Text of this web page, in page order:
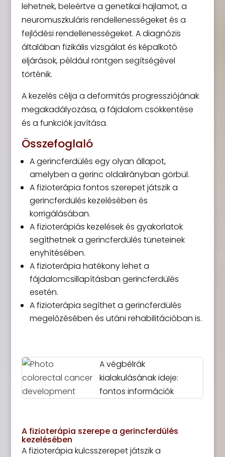
lehetnek, beleértve a genetikai hajlamot, a
neuromuszkuláris rendellenességeket és a
fejlődési rendellenességeket. A diagnózis
általában fizikális vizsgálat és képalkotó
eljárások, például röntgen segítségével
történik.
A kezelés célja a deformitás progressziójának
megakadályozása, a fájdalom csökkentése
és a funkciók javítása.
Összefoglaló
A gerincferdülés egy olyan állapot,
amelyben a gerinc oldalirányban görbül.
A fizioterápia fontos szerepet játszik a
gerincferdülés kezelésében és
korrigálásában.
A fizioterápiás kezelések és gyakorlatok
segíthetnek a gerincferdülés tüneteinek
enyhítésében.
A fizioterápia hatékony lehet a
fájdalomcsillapításban gerincferdülés
esetén.
A fizioterápia segíthet a gerincferdülés
megelőzésében és utáni rehabilitációban is.
A végbélrák
kialakulásának ideje:
fontos információk
A fizioterápia szerepe a gerincferdülés
kezelésében
A fizioterápia kulcsszerepet játszik a